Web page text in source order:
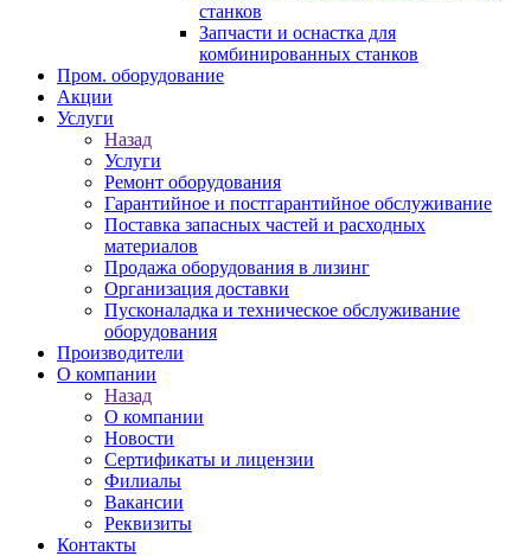
станков
Запчасти и оснастка для
комбинированных станков
Пром. оборудование
Акции
Услуги
Назад
Услуги
Ремонт оборудования
Гарантийное и постгарантийное обслуживание
Поставка запасных частей и расходных
материалов
Продажа оборудования в лизинг
Организация доставки
Пусконаладка и техническое обслуживание
оборудования
Производители
О компании
Назад
О компании
Новости
Сертификаты и лицензии
Филиалы
Вакансии
Реквизиты
Контакты